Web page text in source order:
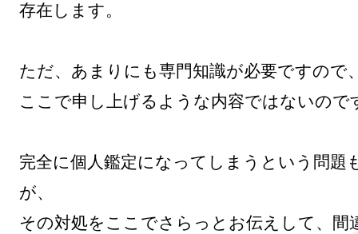
存在します。
ただ、あまりにも専門知識が必要ですので
ここで申し上げるような内容ではないので
完全に個人鑑定になってしまうという問題
が、
その対処をここでさらっとお伝えして、間